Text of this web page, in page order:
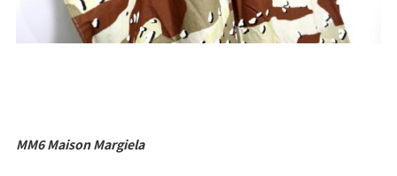
MM6 Maison Margiela